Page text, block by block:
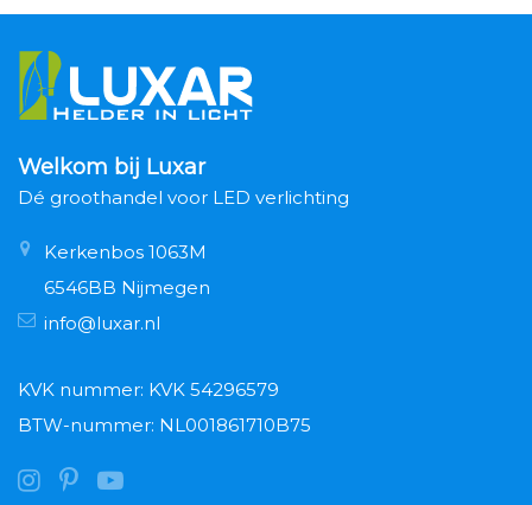
Welkom bij Luxar
Dé groothandel voor LED verlichting
Kerkenbos 1063M
6546BB Nijmegen
info@luxar.nl
KVK nummer: KVK 54296579
BTW-nummer: NL001861710B75